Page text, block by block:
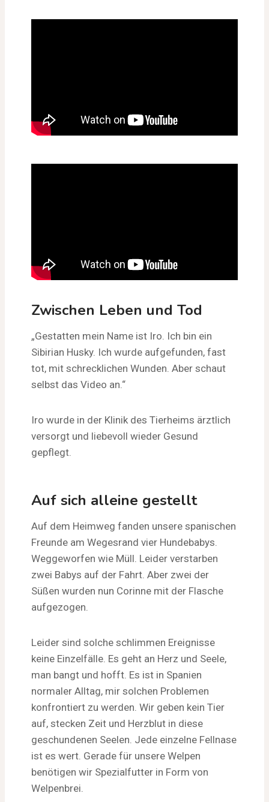
Zwischen Leben und Tod
„Gestatten mein Name ist Iro. Ich bin ein
Sibirian Husky. Ich wurde aufgefunden, fast
tot, mit schrecklichen Wunden. Aber schaut
selbst das Video an.“
Iro wurde in der Klinik des Tierheims ärztlich
versorgt und liebevoll wieder Gesund
gepflegt.
Auf sich alleine gestellt
Auf dem Heimweg fanden unsere spanischen
Freunde am Wegesrand vier Hundebabys.
Weggeworfen wie Müll. Leider verstarben
zwei Babys auf der Fahrt. Aber zwei der
Süßen wurden nun Corinne mit der Flasche
aufgezogen.
Leider sind solche schlimmen Ereignisse
keine Einzelfälle. Es geht an Herz und Seele,
man bangt und hofft. Es ist in Spanien
normaler Alltag, mir solchen Problemen
konfrontiert zu werden. Wir geben kein Tier
auf, stecken Zeit und Herzblut in diese
geschundenen Seelen. Jede einzelne Fellnase
ist es wert. Gerade für unsere Welpen
benötigen wir Spezialfutter in Form von
Welpenbrei.